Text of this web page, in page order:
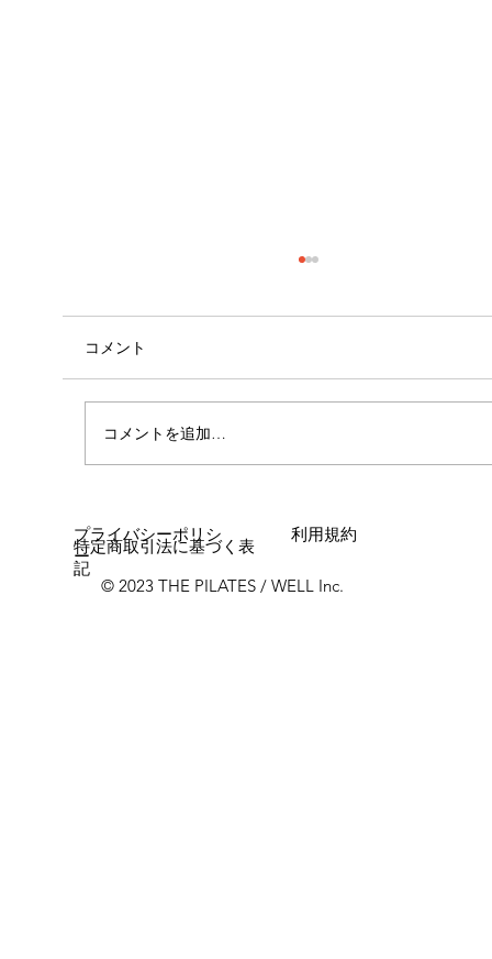
自己紹介
コメント
コメントを追加…
© 2023 THE PILATES / WELL Inc.
プライバシーポリシ
ー
利用規約
特定商取引法に基づく表
記